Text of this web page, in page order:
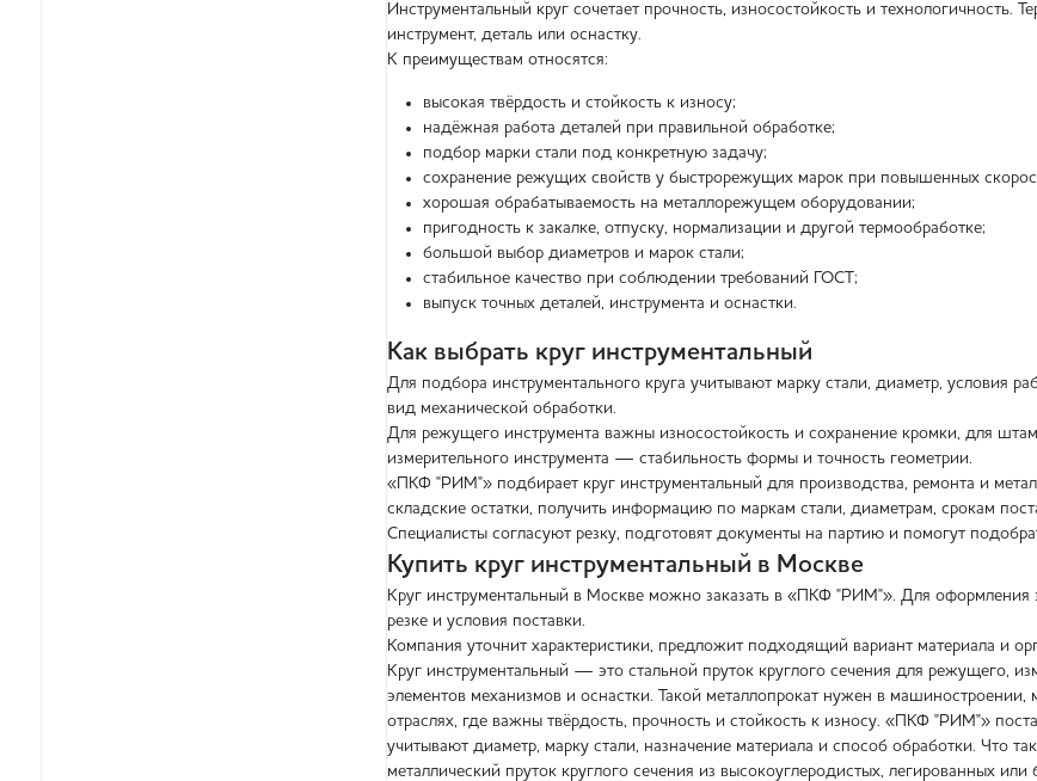
Инструментальный круг сочетает прочность, износостойкость и технологичность.
инструмент, деталь или оснастку.
К преимуществам относятся:
высокая твёрдость и стойкость к износу;
надёжная работа деталей при правильной обработке;
подбор марки стали под конкретную задачу;
сохранение режущих свойств у быстрорежущих марок при повышенных
хорошая обрабатываемость на металлорежущем оборудовании;
пригодность к закалке, отпуску, нормализации и другой термообработке;
большой выбор диаметров и марок стали;
стабильное качество при соблюдении требований ГОСТ;
выпуск точных деталей, инструмента и оснастки.
Как выбрать круг инструментальный
Для подбора инструментального круга учитывают марку стали, диаметр, условия
вид механической обработки.
Для режущего инструмента важны износостойкость и сохранение кромки, для
измерительного инструмента — стабильность формы и точность геометрии.
«ПКФ "РИМ"» подбирает круг инструментальный для производства, ремонта и
складские остатки, получить информацию по маркам стали, диаметрам, срокам
Специалисты согласуют резку, подготовят документы на партию и помогут
Купить круг инструментальный в Москве
Круг инструментальный в Москве можно заказать в «ПКФ "РИМ"». Для оформления
резке и условия поставки.
Компания уточнит характеристики, предложит подходящий вариант материала и
Круг инструментальный — это стальной пруток круглого сечения для режущего,
элементов механизмов и оснастки. Такой металлопрокат нужен в машиностроении,
отраслях, где важны твёрдость, прочность и стойкость к износу. «ПКФ "РИМ"»
учитывают диаметр, марку стали, назначение материала и способ обработки. Что
металлический пруток круглого сечения из высокоуглеродистых, легированных